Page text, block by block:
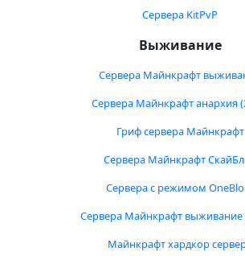
Сервера KitPvP
Выживание
Сервера Майнкрафт
Сервера Майнкрафт анархия
Гриф сервера Майнкрафт
Сервера Майнкрафт
Сервера с режимом
Сервера Майнкрафт
Майнкрафт хардкор